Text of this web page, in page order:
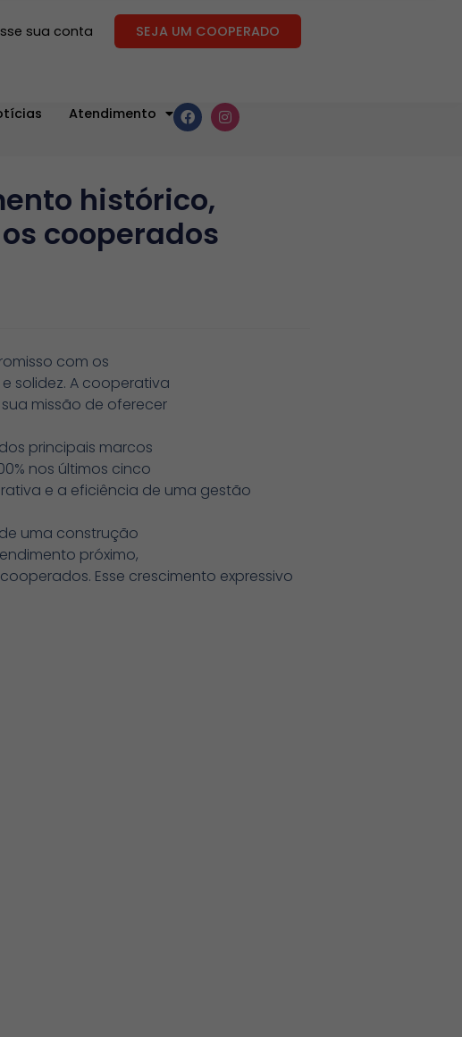
sua conta SEJA UM COOPERADO
Atendimento
histórico,
cooperados
com os
solidez. A cooperativa
missão de oferecer
principais marcos
nos últimos cinco
e a eficiência de uma gestão
uma construção
próximo,
Esse crescimento expressivo